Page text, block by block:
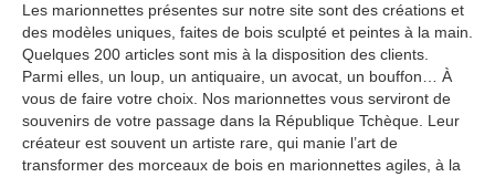
Les marionnettes présentes sur notre site sont des créations et
des modèles uniques, faites de bois sculpté et peintes à la main.
Quelques 200 articles sont mis à la disposition des clients.
Parmi elles, un loup, un antiquaire, un avocat, un bouffon… À
vous de faire votre choix. Nos marionnettes vous serviront de
souvenirs de votre passage dans la République Tchèque. Leur
créateur est souvent un artiste rare, qui manie l’art de
transformer des morceaux de bois en marionnettes agiles, à la